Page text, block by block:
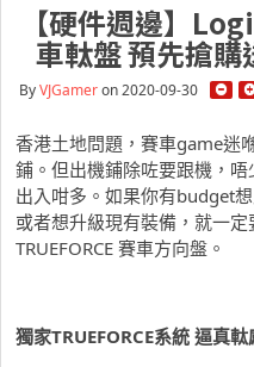
【硬件週邊】
車軚盤 預先搶
ByVJGameron 2020-09-30
香港土地問題，賽車game迷
鋪。但出機鋪除咗要跟機，
出入咁多。如果你有budget
或者想升級現有裝備，就一
TRUEFORCE 賽車方向盤。
獨家TRUEFORCE系統 逼真